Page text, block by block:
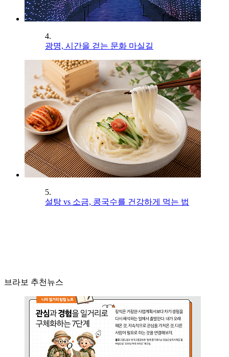
4.
광명, 시간을 걷는 문화 마실길
5.
설탕 vs 소금, 콩국수를 건강하게 먹는 법
브라보 추천뉴스